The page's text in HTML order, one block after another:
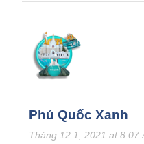
Phú Quốc Xanh
Tháng 12 1, 2021 at 8:07